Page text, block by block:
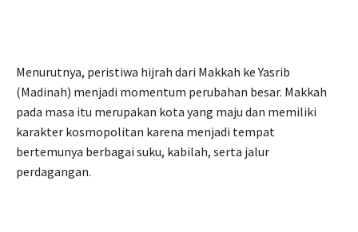
Menurutnya, peristiwa hijrah dari Makkah ke Yasrib
(Madinah) menjadi momentum perubahan besar. Makkah
pada masa itu merupakan kota yang maju dan memiliki
karakter kosmopolitan karena menjadi tempat
bertemunya berbagai suku, kabilah, serta jalur
perdagangan.